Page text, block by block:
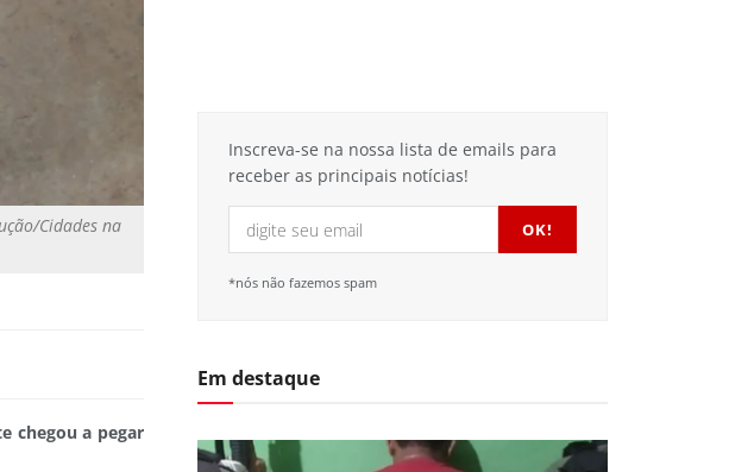
Cidades na
chegou a pegar
Inscreva-se na nossa lista de emails para
receber as principais notícias!
*nós não fazemos spam
Em destaque